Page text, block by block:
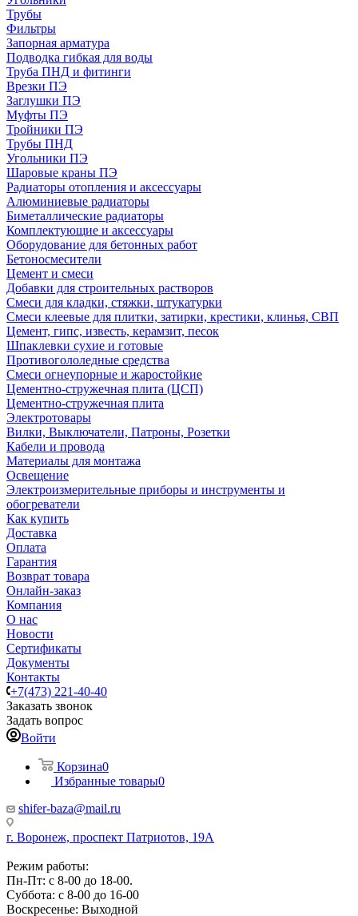
Трубы
Фильтры
Запорная арматура
Подводка гибкая для воды
Труба ПНД и фитинги
Врезки ПЭ
Заглушки ПЭ
Муфты ПЭ
Тройники ПЭ
Трубы ПНД
Угольники ПЭ
Шаровые краны ПЭ
Радиаторы отопления и аксессуары
Алюминиевые радиаторы
Биметаллические радиаторы
Комплектующие и аксессуары
Оборудование для бетонных работ
Бетоносмесители
Цемент и смеси
Добавки для строительных растворов
Смеси для кладки, стяжки, штукатурки
Смеси клеевые для плитки, затирки, крестики, клинья, СВП
Цемент, гипс, известь, керамзит, песок
Шпаклевки сухие и готовые
Противогололедные средства
Смеси огнеупорные и жаростойкие
Цементно-стружечная плита (ЦСП)
Цементно-стружечная плита
Электротовары
Вилки, Выключатели, Патроны, Розетки
Кабели и провода
Материалы для монтажа
Освещение
Электроизмерительные приборы и инструменты и
обогреватели
Как купить
Доставка
Оплата
Гарантия
Возврат товара
Онлайн-заказ
Компания
О нас
Новости
Сертификаты
Документы
Контакты
+7(473) 221-40-40
Заказать звонок
Задать вопрос
Войти
Корзина0
Избранные товары0
shifer-baza@mail.ru
г. Воронеж, проспект Патриотов, 19А
Режим работы:
Пн-Пт: с 8-00 до 18-00.
Суббота: с 8-00 до 16-00
Воскресенье: Выходной